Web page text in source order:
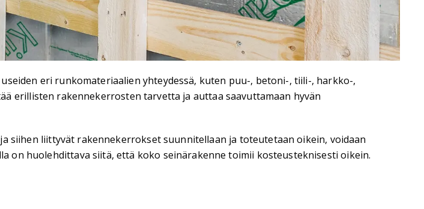
eri runkomateriaalien yhteydessä, kuten puu-, betoni-, tiili-, harkko-,
erillisten rakennekerrosten tarvetta ja auttaa saavuttamaan hyvän
siihen liittyvät rakennekerrokset suunnitellaan ja toteutetaan oikein, voidaan
on huolehdittava siitä, että koko seinärakenne toimii kosteusteknisesti oikein.